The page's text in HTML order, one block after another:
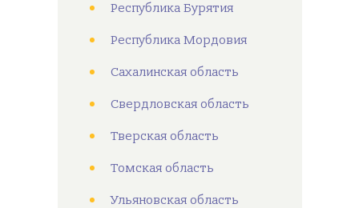
Республика Бурятия
Республика Мордовия
Сахалинская область
Свердловская область
Тверская область
Томская область
Ульяновская область